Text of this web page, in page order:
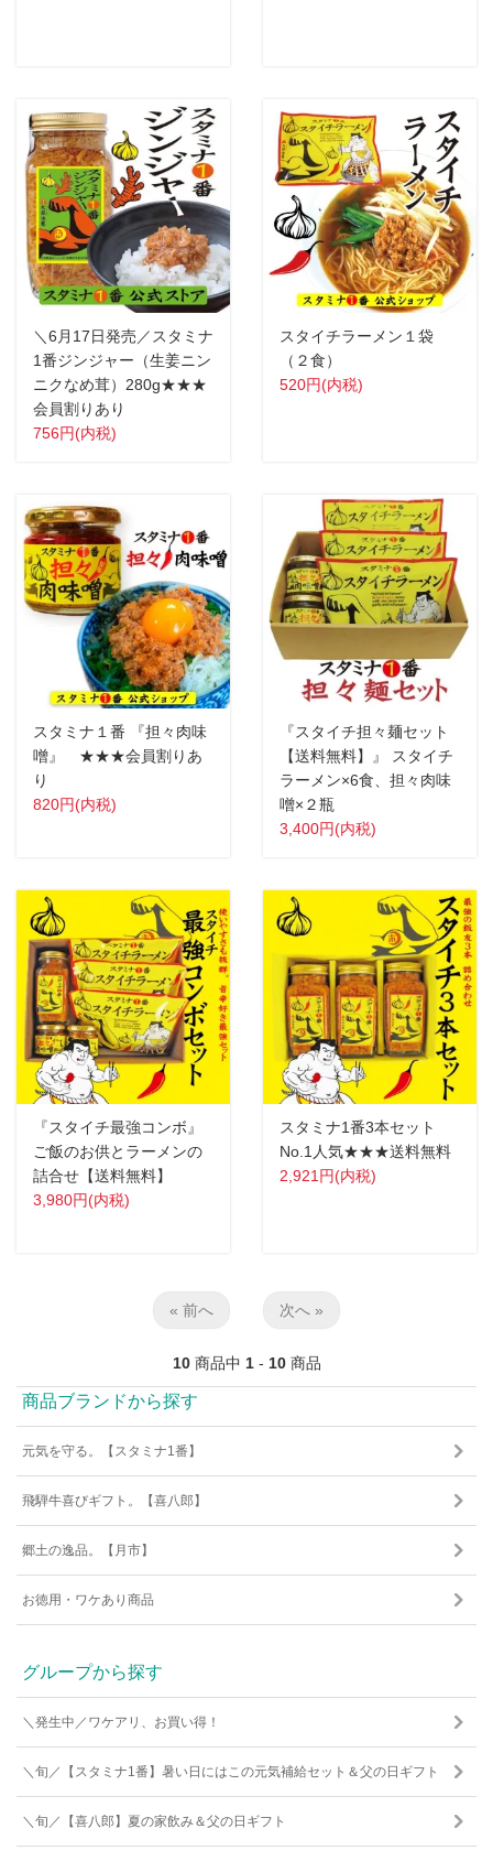
＼6月17日発売／スタミナ
1番ジンジャー（生姜ニン
ニクなめ茸）280g★★★
会員割りあり
756円(内税)
スタイチラーメン１袋
（２食）
520円(内税)
スタミナ１番 『担々肉味
噌』 ★★★会員割りあ
り
820円(内税)
『スタイチ担々麺セット
【送料無料】』 スタイチ
ラーメン×6食、担々肉味
噌×２瓶
3,400円(内税)
『スタイチ最強コンボ』
ご飯のお供とラーメンの
詰合せ【送料無料】
3,980円(内税)
スタミナ1番3本セット
No.1人気★★★送料無料
2,921円(内税)
« 前へ 次へ »
10 商品中 1- 10 商品
商品ブランドから探す
元気を守る。【スタミナ1番】
飛騨牛喜びギフト。【喜八郎】
郷土の逸品。【月市】
お徳用・ワケあり商品
グループから探す
＼発生中／ワケアリ、お買い得！
＼旬／【スタミナ1番】暑い日にはこの元気補給セット＆父の日ギフト
＼旬／【喜八郎】夏の家飲み＆父の日ギフト